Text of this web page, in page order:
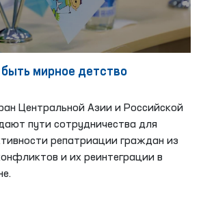
мирное детство
Центральной Азии и Российской
пути сотрудничества для
репатриации граждан из
и их реинтеграции в